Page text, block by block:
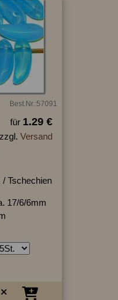
Best.Nr.:57091
für 1.29 €
zzgl. Versand
/ Tschechien
17/6/6mm